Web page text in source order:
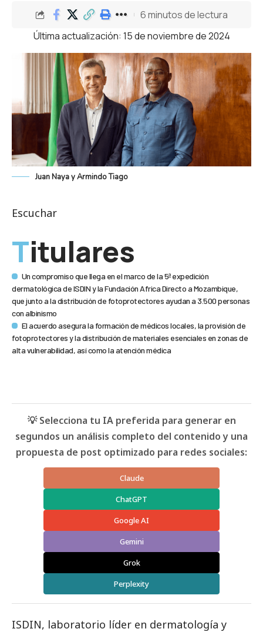
Última actualización: 15 de noviembre de 2024
6 minutos de lectura
Juan Naya y Armindo Tiago
Escuchar
Titulares
Un compromiso que llega en el marco de la 5ª expedición
dermatológica de ISDIN y la Fundación Africa Directo a Mozambique,
que junto a la distribución de fotoprotectores ayudan a 3.500 personas
con albinismo
El acuerdo asegura la formación de médicos locales, la provisión de
fotoprotectores y la distribución de materiales esenciales en zonas de
alta vulnerabilidad, así como la atención médica
💡 Selecciona tu IA preferida para generar en
segundos un análisis completo del contenido y una
propuesta de post optimizado para redes sociales:
Claude
ChatGPT
Google AI
Gemini
Grok
Perplexity
ISDIN, laboratorio líder en dermatología y